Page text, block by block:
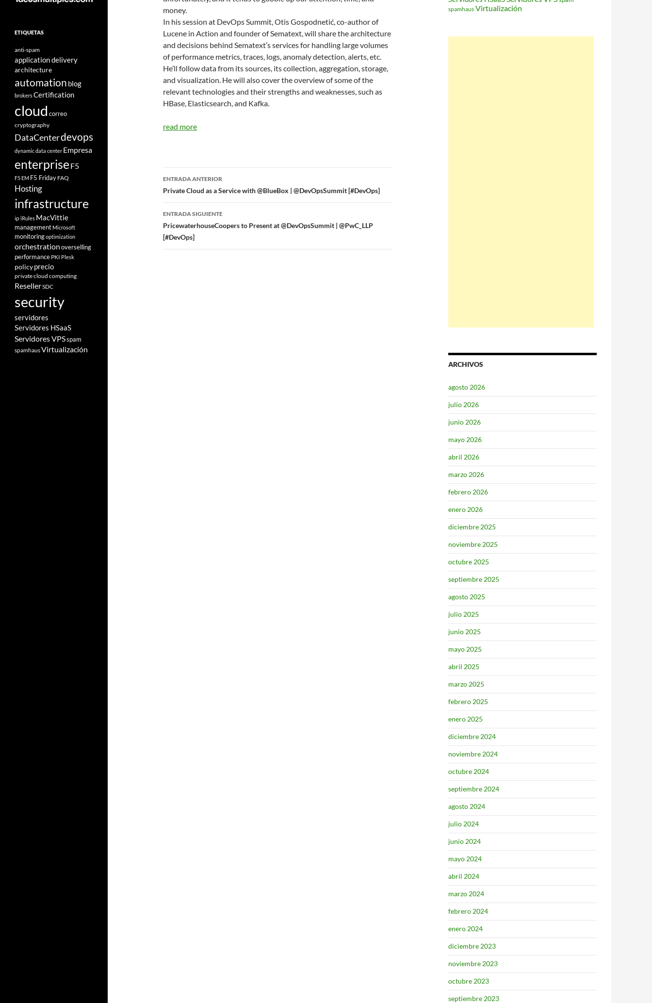
money.
In his session at DevOps Summit, Otis Gospodnetić, co-author of
Lucene in Action and founder of Sematext, will share the architecture
and decisions behind Sematext’s services for handling large volumes
of performance metrics, traces, logs, anomaly detection, alerts, etc.
He’ll follow data from its sources, its collection, aggregation, storage,
and visualization. He will also cover the overview of some of the
relevant technologies and their strengths and weaknesses, such as
HBase, Elasticsearch, and Kafka.
read more
Navegador
de
entradas
ENTRADA ANTERIOR
Private Cloud as a Service with @BlueBox | @DevOpsSummit [#DevOps]
ENTRADA SIGUIENTE
PricewaterhouseCoopers to Present at @DevOpsSummit | @PwC_LLP
[#DevOps]
spamhaus Virtualización
ARCHIVOS
agosto 2026
julio 2026
junio 2026
mayo 2026
abril 2026
marzo 2026
febrero 2026
enero 2026
diciembre 2025
noviembre 2025
octubre 2025
septiembre 2025
agosto 2025
julio 2025
junio 2025
mayo 2025
abril 2025
marzo 2025
febrero 2025
enero 2025
diciembre 2024
noviembre 2024
octubre 2024
septiembre 2024
agosto 2024
julio 2024
junio 2024
mayo 2024
abril 2024
marzo 2024
febrero 2024
enero 2024
diciembre 2023
noviembre 2023
octubre 2023
septiembre 2023
ETIQUETAS
anti-spam
application delivery
architecture
automation blog
brokersCertification
cloud correo
cryptography
DataCenterdevops
dynamic data center Empresa
enterprise F5
F5 EM F5 Friday FAQ
Hosting
infrastructure
ipiRules MacVittie
management Microsoft
monitoringoptimization
orchestrationoverselling
performance PKI Plesk
policyprecio
private cloud computing
ResellerSDC
security
servidores
Servidores HSaaS
Servidores VPSspam
spamhausVirtualización